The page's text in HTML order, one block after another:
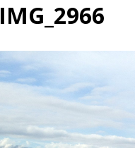
[ 22
[ 9
[ 15
IMG_2966